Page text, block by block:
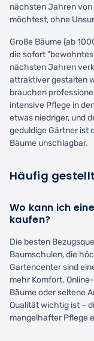
nächsten Jahren
möchtest, ohne
Große Bäume (ab
die sofort
nächsten Jahren
attraktiver gestalten
brauchen
intensive Pflege in
etwas niedriger, und
geduldige Gärtner ist
Bäume unschlagbar.
Häufig
Wo kann ich
kaufen?
Die besten
Baumschulen, die
Gartencenter sind
mehr Komfort.
Bäume oder seltene
Qualität wichtig ist –
mangelhafter Pflege